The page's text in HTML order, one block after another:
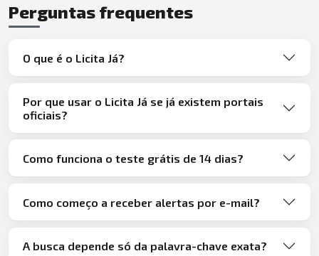
Perguntas frequentes
O que é o Licita Já?
Por que usar o Licita Já se já existem portais
oficiais?
Como funciona o teste grátis de 14 dias?
Como começo a receber alertas por e-mail?
A busca depende só da palavra-chave exata?